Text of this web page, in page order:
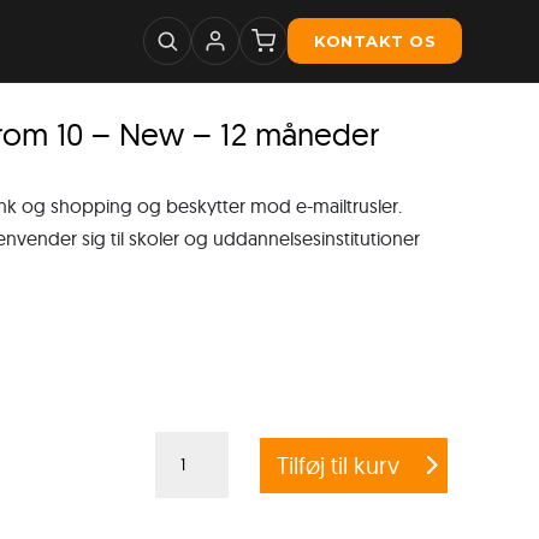
KONTAKT OS
10 – New – 12 måneder
og shopping og beskytter mod e-mailtrusler.
sig til skoler og uddannelsesinstitutioner
Tilføj til kurv